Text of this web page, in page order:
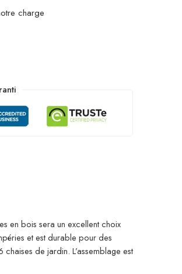
charge
en bois sera un excellent choix
et est durable pour des
de jardin. L’assemblage est